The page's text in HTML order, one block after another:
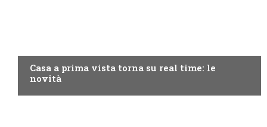
Casa a prima vista torna su real time: le
novità